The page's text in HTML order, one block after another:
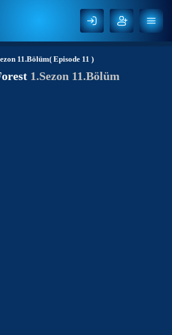
11.Bölüm( Episode 11 )
1.Sezon 11.Bölüm